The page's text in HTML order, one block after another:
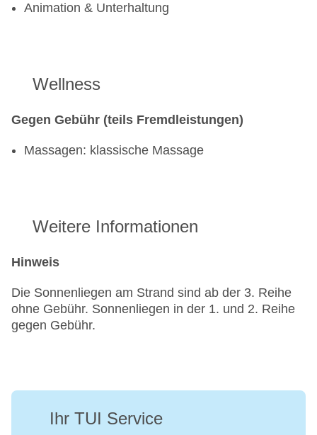
Animation & Unterhaltung
Wellness
Gegen Gebühr (teils Fremdleistungen)
Massagen: klassische Massage
Weitere Informationen
Hinweis
Die Sonnenliegen am Strand sind ab der 3. Reihe
ohne Gebühr. Sonnenliegen in der 1. und 2. Reihe
gegen Gebühr.
Ihr TUI Service